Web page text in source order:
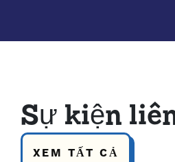
Sự kiện
XEM TẤT CẢ